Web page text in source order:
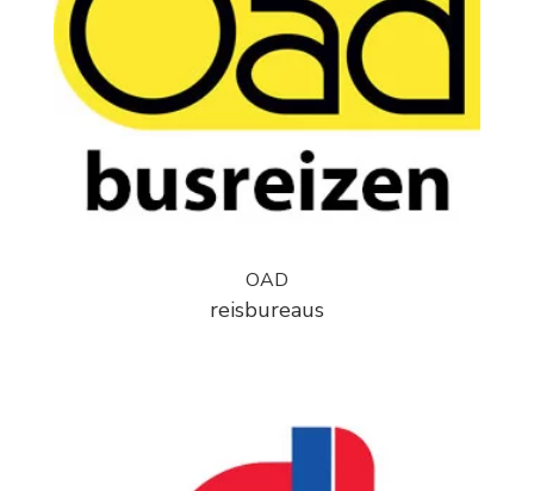
OAD
reisbureaus